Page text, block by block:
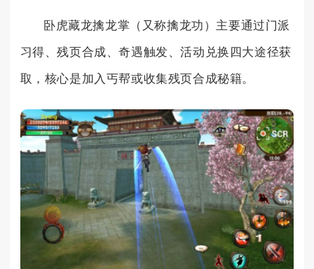
卧虎藏龙擒龙掌（又称擒龙功）主要通过门派
习得、残页合成、奇遇触发、活动兑换四大途径获
取，核心是加入丐帮或收集残页合成秘籍。